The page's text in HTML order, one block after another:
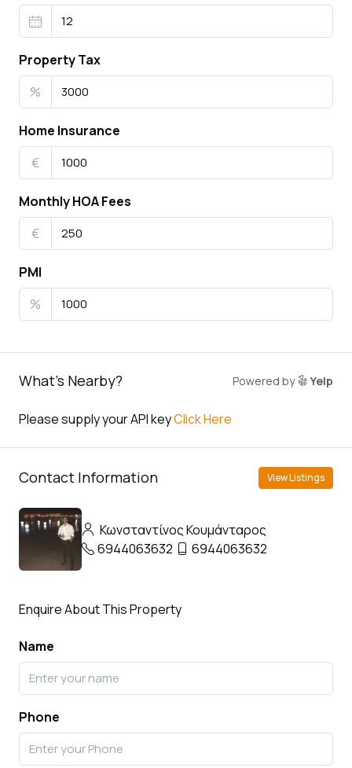
Property Tax
%
Home Insurance
€
Monthly HOA Fees
€
PMI
%
What's Nearby? Powered by Yelp
Please supply your API keyClick Here
Contact Information View Listings
Κωνσταντίνος Κουμάνταρος
6944063632
6944063632
Enquire About This Property
Name
Phone